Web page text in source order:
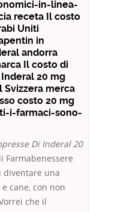
in-linea-
receta Il costo
Uniti
in
andorra
Il costo di
20 mg
Svizzera merca
costo 20 mg
i-farmaci-sono-
Di Inderal 20
Farmabenessere
diventare una
cane, con non
che il